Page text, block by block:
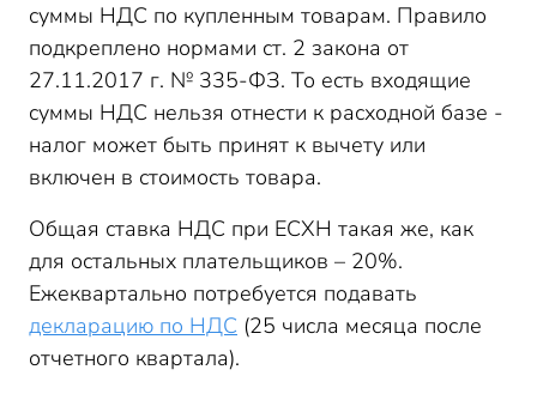
суммы НДС по купленным товарам. Правило
подкреплено нормами ст. 2 закона от
27.11.2017 г. № 335-ФЗ. То есть входящие
суммы НДС нельзя отнести к расходной базе -
налог может быть принят к вычету или
включен в стоимость товара.
Общая ставка НДС при ЕСХН такая же, как
для остальных плательщиков – 20%.
Ежеквартально потребуется подавать
декларацию по НДС (25 числа месяца после
отчетного квартала).